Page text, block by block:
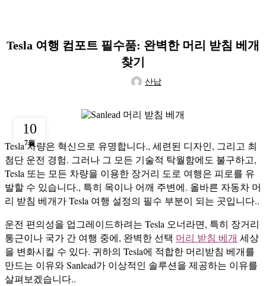
Tesla 여행 컴포트 필수품: 완벽한 머리 받침 베개
찾기
산납
10
7월
Tesla 차량은 혁신으로 유명합니다., 세련된 디자인, 그리고 최
첨단 운전 경험. 그러나 그 모든 기술적 탁월함에도 불구하고,
Tesla 또는 모든 차량을 이용한 장거리 도로 여행은 피로를 유
발할 수 있습니다., 특히 목이나 어깨 주변에. 올바른 자동차 머
리 받침 베개가 Tesla 여행 설정의 필수 부분이 되는 곳입니다..
운전 편의성을 업그레이드하려는 Tesla 오너라면, 특히 장거리
통근이나 국가 간 여행 중에, 완벽한 선택 머리 받침 베개 세상
을 변화시킬 수 있다. 귀하의 Tesla에 적합한 머리받침 베개를
만드는 이유와 Sanlead가 이상적인 솔루션을 제공하는 이유를
살펴보겠습니다..